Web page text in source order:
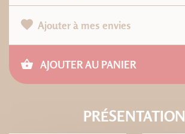
Ajouter à mes envies
AJOUTER AU PANIER
PRÉSENTATION